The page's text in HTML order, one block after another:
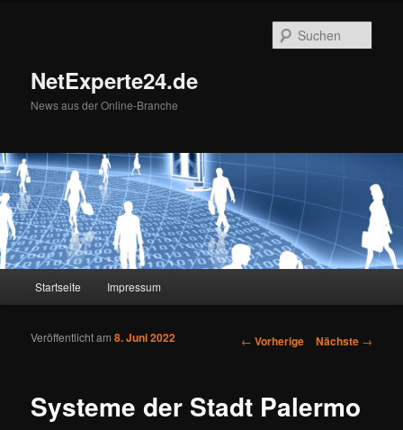
NetExperte24.de
News aus der Online-Branche
Zum Inhalt wechseln
Zum sekundären Inhalt wechseln
Startseite Impressum
Artikelnavigation
← Vorherige Nächste →
Systeme der Stadt Palermo
Veröffentlicht am8. Juni 2022